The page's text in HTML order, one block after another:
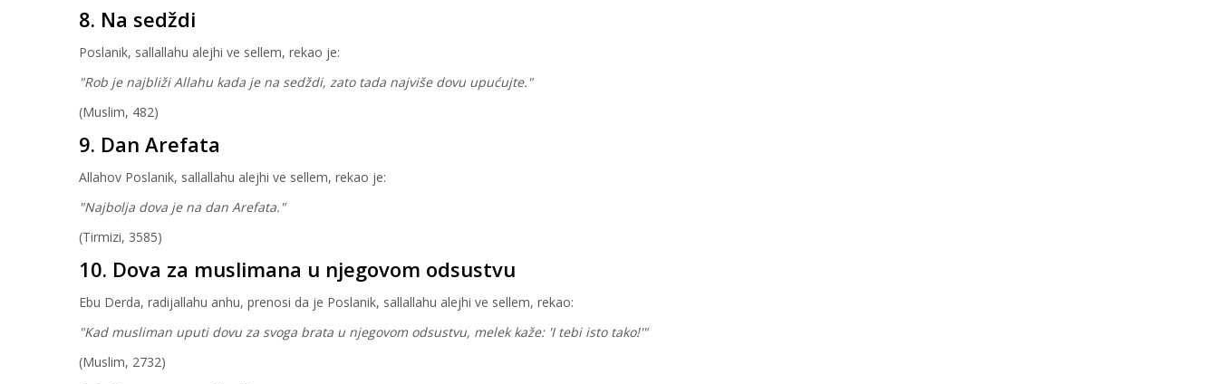
8. Na sedždi
Poslanik, sallallahu alejhi ve sellem, rekao je:
"Rob je najbliži Allahu kada je na sedždi, zato tada najviše dovu upućujte."
(Muslim, 482)
9. Dan Arefata
Allahov Poslanik, sallallahu alejhi ve sellem, rekao je:
"Najbolja dova je na dan Arefata."
(Tirmizi, 3585)
10. Dova za muslimana u njegovom odsustvu
Ebu Derda, radijallahu anhu, prenosi da je Poslanik, sallallahu alejhi ve sellem, rekao:
"Kad musliman uputi dovu za svoga brata u njegovom odsustvu, melek kaže: 'I tebi isto tako!'"
(Muslim, 2732)